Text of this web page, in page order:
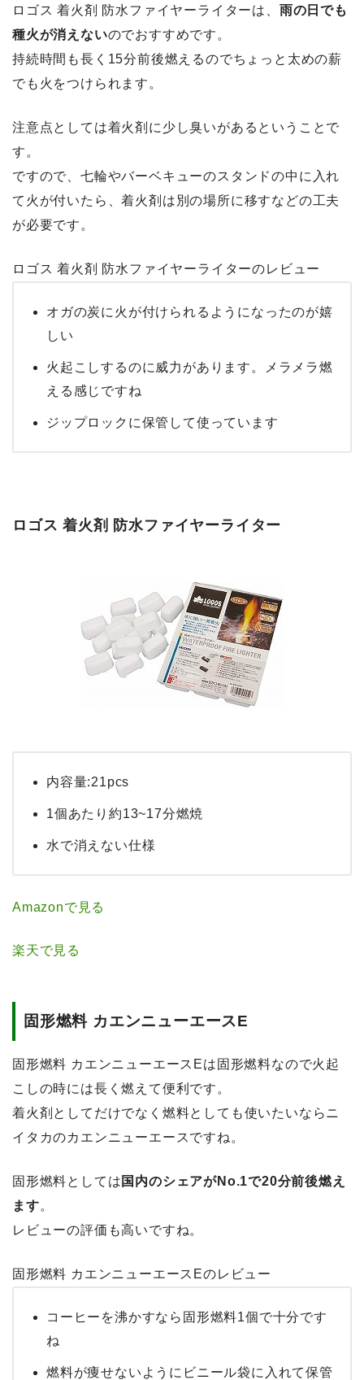
ロゴス 着火剤 防水ファイヤーライターは、 雨の日でも
種火が消えないのでおすすめです。
持続時間も長く15分前後燃えるのでちょっと太めの薪
でも火をつけられます。
注意点としては着火剤に少し臭いがあるということで
す。
ですので、七輪やバーベキューのスタンドの中に入れ
て火が付いたら、着火剤は別の場所に移すなどの工夫
が必要です。
ロゴス 着火剤 防水ファイヤーライターのレビュー
オガの炭に火が付けられるようになったのが嬉
しい
火起こしするのに威力があります。メラメラ燃
える感じですね
ジップロックに保管して使っています
ロゴス 着火剤 防水ファイヤーライター
内容量:21pcs
1個あたり約13~17分燃焼
水で消えない仕様
Amazonで見る
楽天で見る
固形燃料 カエンニューエースE
固形燃料 カエンニューエースEは固形燃料なので火起
こしの時には長く燃えて便利です。
着火剤としてだけでなく燃料としても使いたいならニ
イタカのカエンニューエースですね。
固形燃料としては 国内のシェアがNo.1で20分前後燃え
ます。
レビューの評価も高いですね。
固形燃料 カエンニューエースEのレビュー
コーヒーを沸かすなら固形燃料1個で十分です
ね
燃料が痩せないようにビニール袋に入れて保管